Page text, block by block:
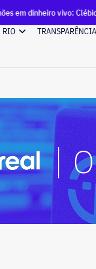
Clébio Jacaré
RIO TRANSPARÊNCIA